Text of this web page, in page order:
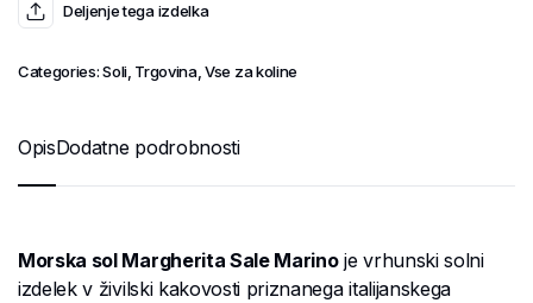
Deljenje tega izdelka
Categories:Soli, Trgovina,Vse za koline
OpisDodatne podrobnosti
Morska sol Margherita Sale Marinoje vrhunski solni
izdelek v živilski kakovosti priznanega italijanskega